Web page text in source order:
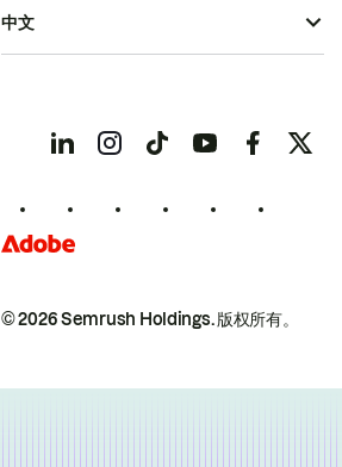
© 2026 Semrush Holdings.版权所有。
中文